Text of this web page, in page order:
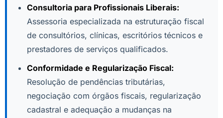
Consultoria para Profissionais Liberais:
Assessoria especializada na estruturação fiscal
de consultórios, clínicas, escritórios técnicos e
prestadores de serviços qualificados.
Conformidade e Regularização Fiscal:
Resolução de pendências tributárias,
negociação com órgãos fiscais, regularização
cadastral e adequação a mudanças na